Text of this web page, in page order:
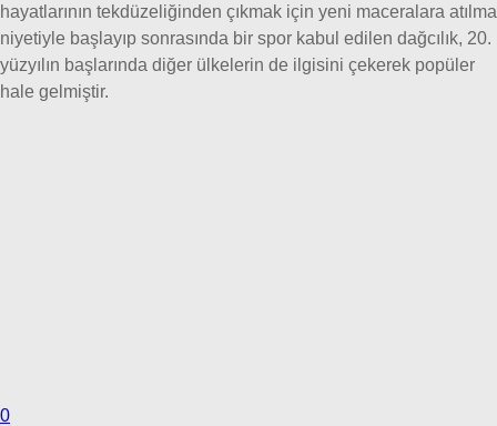
hayatlarının tekdüzeliğinden çıkmak için yeni maceralara atılma
niyetiyle başlayıp sonrasında bir spor kabul edilen dağcılık, 20.
yüzyılın başlarında diğer ülkelerin de ilgisini çekerek popüler
hale gelmiştir.
0